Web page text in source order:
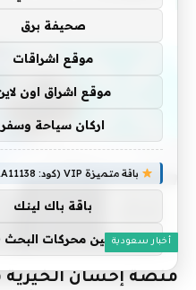
أخبار سعودية
منصة إحسان الخيرية
صحيفة برق
موقع اشراقات
موقع اشراق اون
اركان سياحة وسفر
باقة متميزة VIP (كود: AA11138):
باقة باك لينك
تحسين محركات البحث SEO